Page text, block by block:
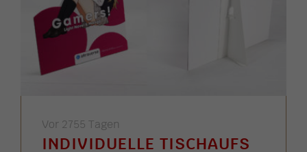
Vor 2755 Tagen
INDIVIDUELLE TISCHAUFS